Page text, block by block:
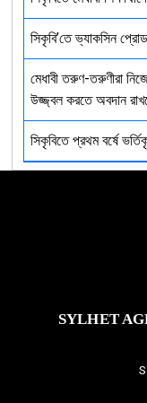
সিকৃবি’তে ভ্যাকসিন
মেধাবী তরুণ-তরুণীরা
উজ্জ্বল করতে অবদান
সিকৃবিতে প্রথম বর্ষে
SYLHET